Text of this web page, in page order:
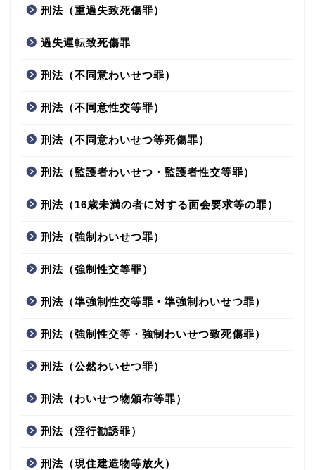
刑法（重過失致死傷罪）
過失運転致死傷罪
刑法（不同意わいせつ罪）
刑法（不同意性交等罪）
刑法（不同意わいせつ等死傷罪）
刑法（監護者わいせつ・監護者性交等罪）
刑法（16歳未満の者に対する面会要求等の罪）
刑法（強制わいせつ罪）
刑法（強制性交等罪）
刑法（準強制性交等罪・準強制わいせつ罪）
刑法（強制性交等・強制わいせつ致死傷罪）
刑法（公然わいせつ罪）
刑法（わいせつ物頒布等罪）
刑法（淫行勧誘罪）
刑法（現住建造物等放火）